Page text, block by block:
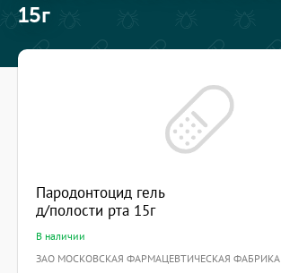
15г
Пародонтоцид гель
д/полости рта 15г
В наличии
ЗАО МОСКОВСКАЯ ФАРМАЦЕВТИЧЕСКАЯ ФАБРИКА